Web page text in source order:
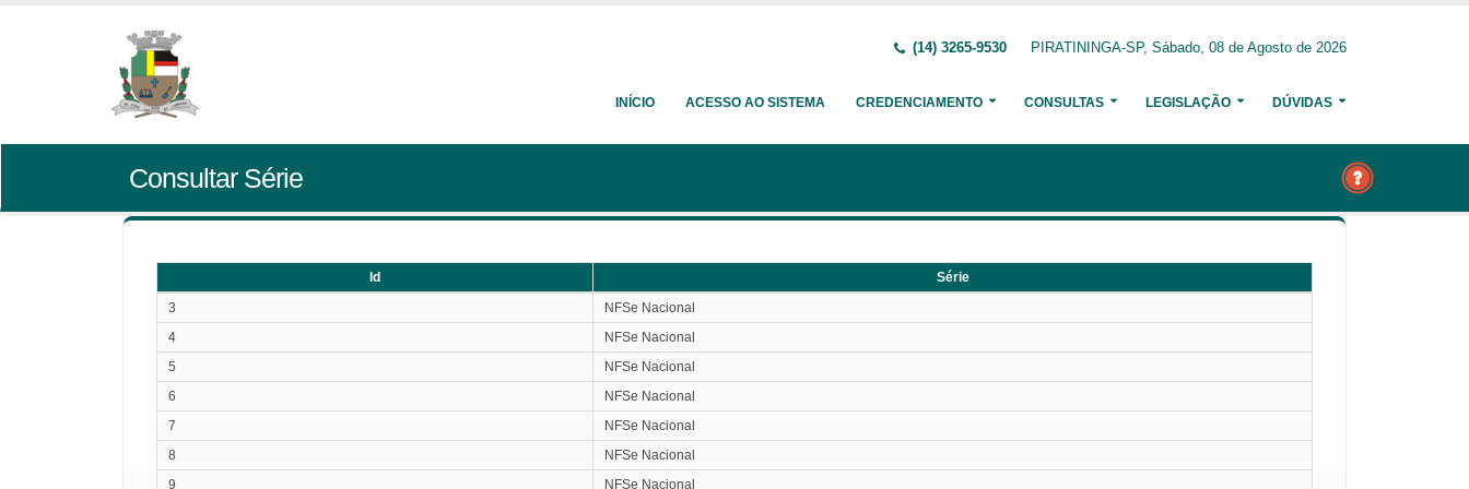
(14) 3265-9530 PIRATININGA-SP, Sábado, 08 de Agosto de 2026
INÍCIO ACESSO AO SISTEMA CREDENCIAMENTO CONSULTAS LEGISLAÇÃO DÚVIDAS
Consultar Série
Id
Série
3
NFSe Nacional
4
NFSe Nacional
5
NFSe Nacional
6
NFSe Nacional
7
NFSe Nacional
8
NFSe Nacional
9
NFSe Nacional